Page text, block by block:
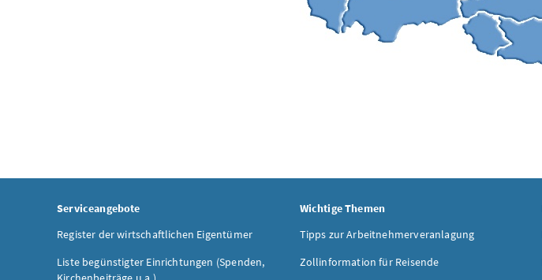
Serviceangebote
Register der wirtschaftlichen Eigentümer
Liste begünstigter Einrichtungen (Spenden,
Wichtige Themen
Tipps zur Arbeitnehmerveranlagung
Zollinformation für Reisende